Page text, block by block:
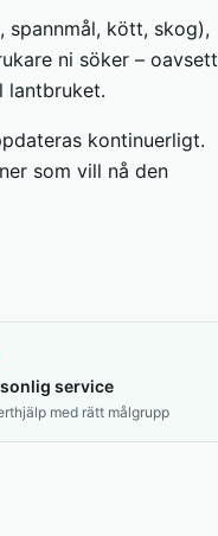
spannmål, kött, skog),
ni söker – oavsett
lantbruket.
kontinuerligt.
som vill nå den
service
med rätt målgrupp